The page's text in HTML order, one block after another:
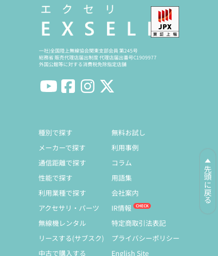
先頭に戻る
一社)全国陸上無線協会関東支部会員 第245号
総務省 販売代理店届出制度 代理店届出番号C1909977
外国公館等に対する消費税免除指定店舗
種別で探す
メーカーで探す
通信距離で探す
性能で探す
利用業種で探す
アクセサリ・パーツ
無線機レンタル
リースする(サブスク)
中古で購入する
無料お試し
利用事例
コラム
用語集
会社案内
IR情報
特定商取引法表記
プライバシーポリシー
English Site